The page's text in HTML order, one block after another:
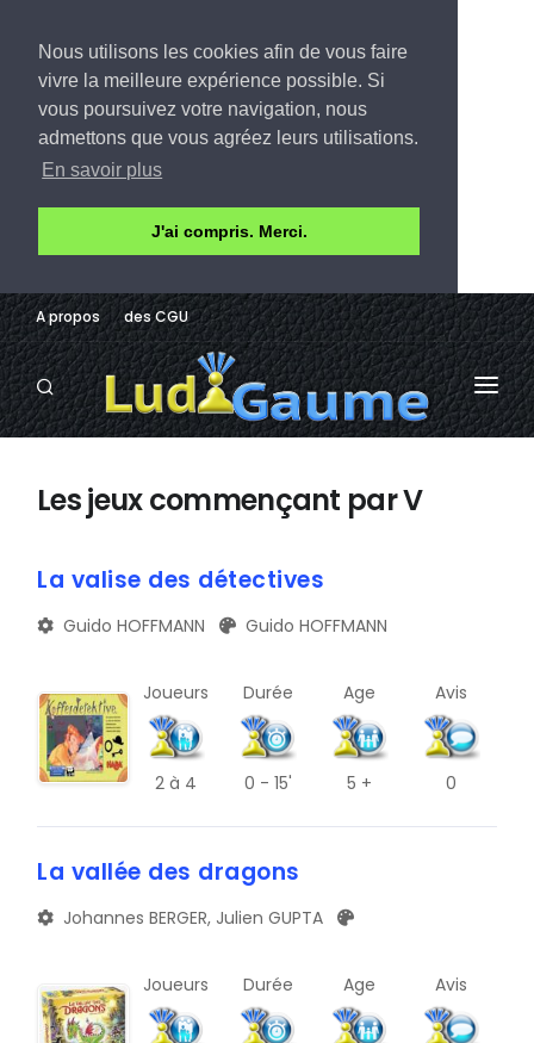
Nous utilisons les cookies afin de vous faire
vivre la meilleure expérience possible. Si
vous poursuivez votre navigation, nous
admettons que vous agréez leurs utilisations.
En savoir plus
J'ai compris. Merci.
A propos des CGU
LUDOTHÈQUE
E
Q
U
Y
B
F
N
AVIS
CONTACT
Les jeux commençant par V
La valise des détectives
Guido HOFFMANN Guido HOFFMANN
Joueurs
2 à 4
Durée
0 - 15'
Age
5 +
Avis
0
La vallée des dragons
Johannes BERGER, Julien GUPTA
Joueurs Durée Age Avis